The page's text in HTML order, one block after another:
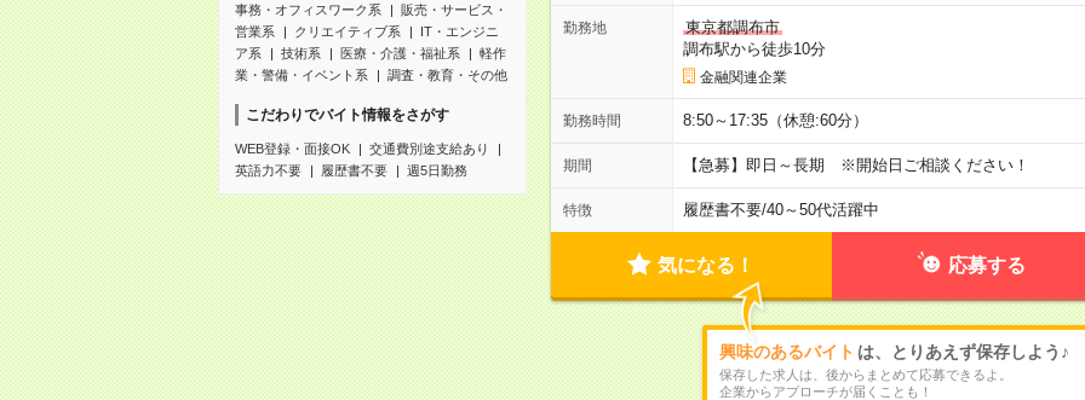
事務・オフィスワーク系
販売・サービス・
営業系
クリエイティブ系
IT・エンジニ
ア系
技術系 医療・介護・福祉系
軽作
業・警備・イベント系
調査・教育・その他
こだわりでバイト情報をさがす
WEB登録・面接OK
交通費別途支給あり
英語力不要
履歴書不要 週5日勤務
勤務地
東京都調布市
調布駅から徒歩10分
金融関連企業
勤務時間 8:50～17:35（休憩:60分）
期間 【急募】即日～長期 ※開始日ご相談ください！
特徴 履歴書不要/40～50代活躍中
気になる！ 応募する
興味のあるバイト は、とりあえず保存しよう♪
保存した求人は、後からまとめて応募できるよ。
企業からアプローチが届くことも！